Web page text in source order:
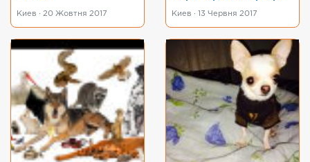
Киев · 20 Жовтня 2017 Киев · 13 Червня 2017